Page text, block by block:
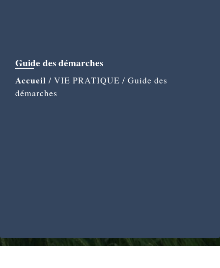
Guide des démarches
Accueil / VIE PRATIQUE / Guide des
démarches